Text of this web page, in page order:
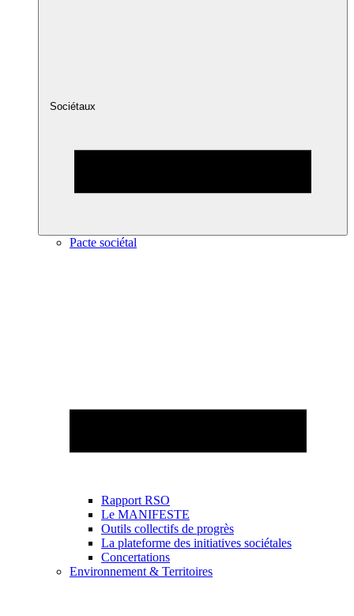
Sociétaux
Pacte sociétal
Rapport RSO
Le MANIFESTE
Outils collectifs de progrès
La plateforme des initiatives sociétales
Concertations
Environnement & Territoires